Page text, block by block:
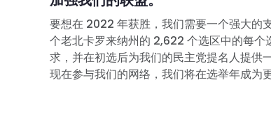
要想在 2022 年获胜，我们需要一个强大的
个老北卡罗来纳州的 2,622 个选区中的每
求，并在初选后为我们的民主党提名人提
现在参与我们的网络，我们将在选举年成为